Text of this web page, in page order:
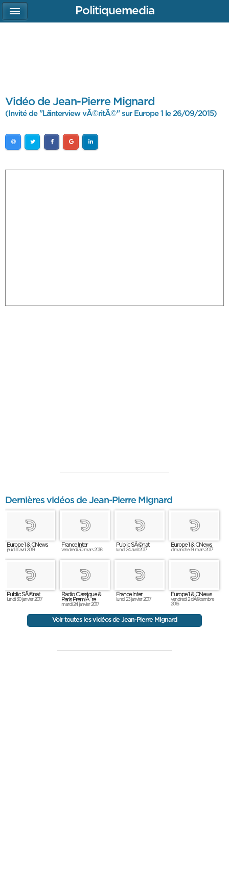
Vidéo de Jean-Pierre Mignard
(Invité de "Lâinterview vÃ©ritÃ©" sur Europe 1 le 26/09/2015)
Dernières vidéos de Jean-Pierre Mignard
Europe 1 & CNews
jeudi 11 avril 2019
France Inter
vendredi 30 mars 2018
Public SÃ©nat
lundi 24 avril 2017
Europe 1 & CNews
dimanche 19 mars 2017
Public SÃ©nat
lundi 30 janvier 2017
Radio Classique &
Paris PremiÃ¨re
mardi 24 janvier 2017
France Inter
lundi 23 janvier 2017
Europe 1 & CNews
vendredi 2 dÃ©cembre
2016
Voir toutes les vidéos de Jean-Pierre Mignard
Politiquemedia